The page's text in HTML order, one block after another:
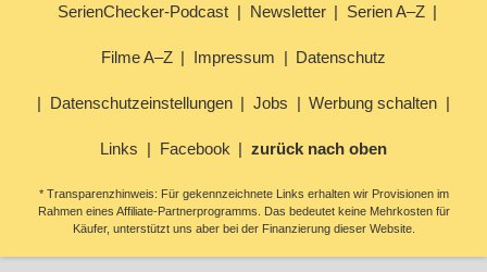
SerienChecker-Podcast Newsletter Serien A–Z
Filme A–Z Impressum Datenschutz
Datenschutzeinstellungen Jobs Werbung schalten
Links Facebook zurück nach oben
* Transparenzhinweis: Für gekennzeichnete Links erhalten wir Provisionen im
Rahmen eines Affiliate-Partnerprogramms. Das bedeutet keine Mehrkosten für
Käufer, unterstützt uns aber bei der Finanzierung dieser Website.